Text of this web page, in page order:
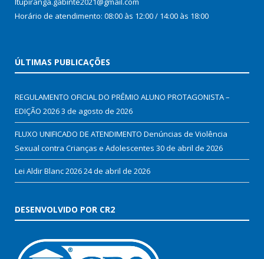
Horário de atendimento: 08:00 às 12:00 / 14:00 às 18:00
ÚLTIMAS PUBLICAÇÕES
REGULAMENTO OFICIAL DO PRÊMIO ALUNO PROTAGONISTA –
EDIÇÃO 20263 de agosto de 2026
FLUXO UNIFICADO DE ATENDIMENTO Denúncias de Violência
Sexual contra Crianças e Adolescentes 30 de abril de 2026
Lei Aldir Blanc 202624 de abril de 2026
DESENVOLVIDO POR CR2